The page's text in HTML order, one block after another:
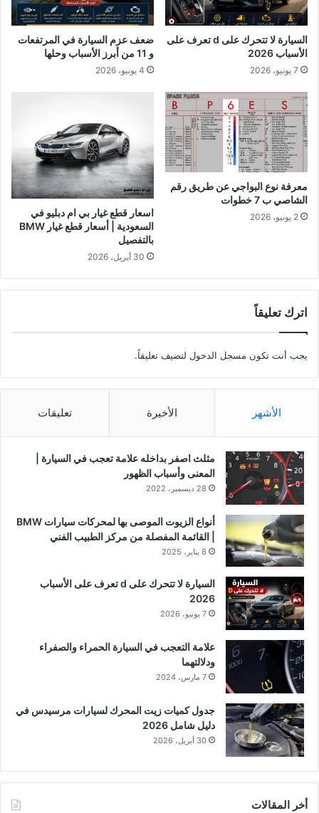
السيارة لا تتحرك على d تعرف على
الأسباب 2026
7 يونيو، 2026
ضعف عزم السيارة في المرتفعات
و 11 من أبرز الأسباب وحلها
4 يونيو، 2026
معرفة نوع البواجي عن طريق رقم
الشاصي ب 7 خطوات
2 يونيو، 2026
اسعار قطع غيار بي ام دبليو في
السعودية | أسعار قطع غيار BMW
بالتفصيل
30 أبريل، 2026
اترك تعليقاً
يجب أنت تكون مسجل الدخول لتضيف تعليقاً.
الأشهر الأخيرة تعليقات
مثلث اصفر بداخله علامة تعجب في السيارة |
المعنى وأسباب الظهور
28 ديسمبر، 2022
أنواع الزيوت الموصى بها لمحركات سيارات BMW
| القائمة المفصلة من مركز الطبيب الفني
8 يناير، 2025
السيارة لا تتحرك على d تعرف على الأسباب
2026
7 يونيو، 2026
علامة التعجب في السيارة الحمراء والصفراء
ودلالتهما
7 مارس، 2024
جدول كميات زيت المحرك لسيارات مرسيدس في
دليل شامل 2026
30 أبريل، 2026
أخر المقالات